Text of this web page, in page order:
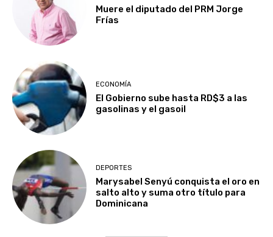
Muere el diputado del PRM Jorge
Frías
ECONOMÍA
El Gobierno sube hasta RD$3 a las
gasolinas y el gasoil
DEPORTES
Marysabel Senyú conquista el oro en
salto alto y suma otro título para
Dominicana